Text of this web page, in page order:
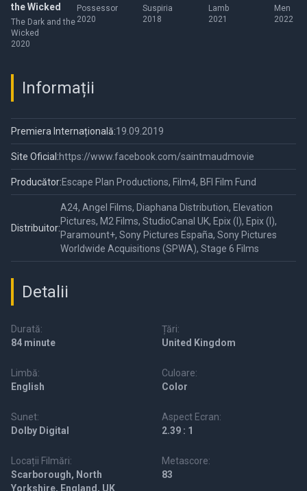
the Wicked
The Dark and the
Wicked
2020
Possessor
2020
Suspiria
2018
Lamb
2021
Men
2022
Informații
Premiera Internațională:19.09.2019
Site Oficial:https://www.facebook.com/saintmaudmovie
Producător:Escape Plan Productions, Film4, BFI Film Fund
Distribuitor:
A24, Angel Films, Diaphana Distribution, Elevation
Pictures, M2 Films, StudioCanal UK, Epix (I), Epix (I),
Paramount+, Sony Pictures España, Sony Pictures
Worldwide Acquisitions (SPWA), Stage 6 Films
Detalii
Durată:
84 minute
Țări:
United Kingdom
Limbă:
English
Culoare:
Color
Sunet:
Dolby Digital
Aspect Ecran:
2.39 : 1
Locații Filmări:
Scarborough, North
Yorkshire, England, UK
Metascore:
83